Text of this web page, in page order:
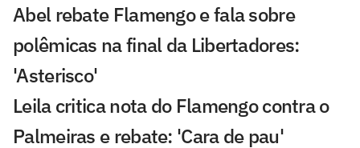
Abel rebate Flamengo e fala sobre
polêmicas na final da Libertadores:
'Asterisco'
Leila critica nota do Flamengo contra o
Palmeiras e rebate: 'Cara de pau'